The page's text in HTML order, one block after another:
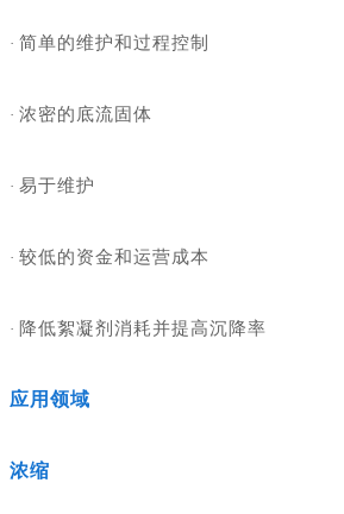
· 简单的维护和过程控制
· 浓密的底流固体
· 易于维护
· 较低的资金和运营成本
· 降低絮凝剂消耗并提高沉降率
应用领域
浓缩